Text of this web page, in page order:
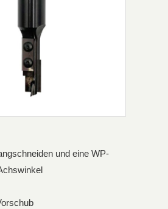
und eine WP-